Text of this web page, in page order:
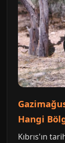
Hangi
Kıbrıs'ın